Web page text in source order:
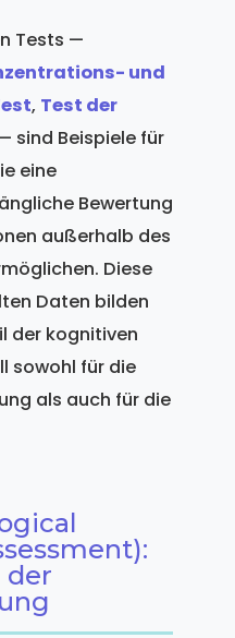
Tests —
und
, Test der
sind Beispiele für
eine
Bewertung
außerhalb des
Diese
Daten bilden
der kognitiven
sowohl für die
als auch für die
der